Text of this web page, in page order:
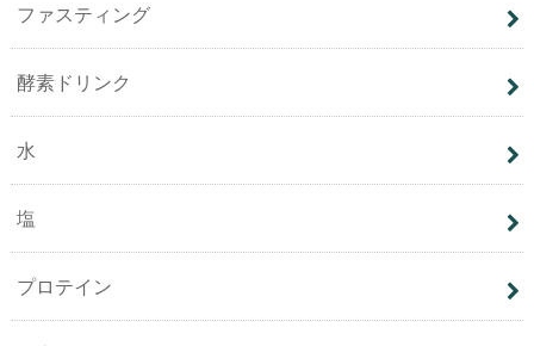
ファスティング
酵素ドリンク
水
塩
プロテイン